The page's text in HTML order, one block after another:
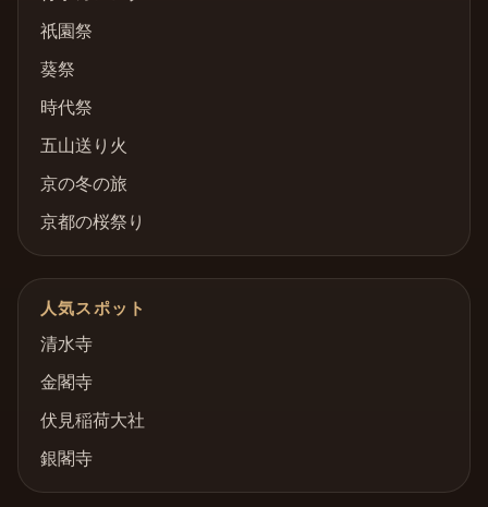
祇園祭
葵祭
時代祭
五山送り火
京の冬の旅
京都の桜祭り
人気スポット
清水寺
金閣寺
伏見稲荷大社
銀閣寺